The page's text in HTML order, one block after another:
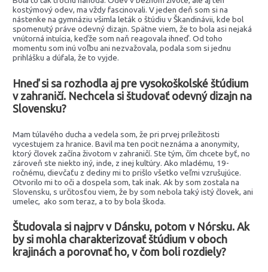
kostýmový odev, ma vždy fascinovali. V jeden deň som si na
nástenke na gymnáziu všimla leták o štúdiu v Škandinávii, kde bol
spomenutý práve odevný dizajn. Spätne viem, že to bola asi nejaká
vnútorná intuícia, keďže som naň reagovala ihneď. Od toho
momentu som inú voľbu ani nezvažovala, podala som si jednu
prihlášku a dúfala, že to vyjde.
Hneď si sa rozhodla aj pre vysokoškolské štúdium
v zahraničí. Nechcela si študovať odevný dizajn na
Slovensku?
Mam túlavého ducha a vedela som, že pri prvej príležitosti
vycestujem za hranice. Bavil ma ten pocit neznáma a anonymity,
ktorý človek začína životom v zahraničí. Ste tým, čím chcete byť, no
zároveň ste niekto iný, inde, z inej kultúry. Ako mladému, 19-
ročnému, dievčaťu z dediny mi to prišlo všetko veľmi vzrušujúce.
Otvorilo mi to oči a dospela som, tak inak. Ak by som zostala na
Slovensku, s určitosťou viem, že by som nebola taký istý človek, ani
umelec, ako som teraz, a to by bola škoda.
Študovala si najprv v Dánsku, potom v Nórsku. Ak
by si mohla charakterizovať štúdium v oboch
krajinách a porovnať ho, v čom boli rozdiely?